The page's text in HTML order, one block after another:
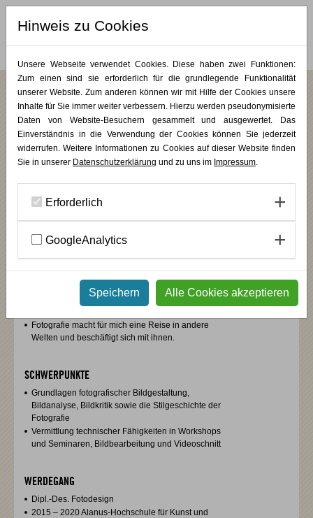
MERKLISTE (0)
Vanessa Leißring
Dipl.-Des. (Fotodesign)
ZURÜCK
WAS MICH ANTREIBT
Fotografie macht für mich eine Reise in andere
Welten und beschäftigt sich mit ihnen.
SCHWERPUNKTE
Grundlagen fotografischer Bildgestaltung,
Bildanalyse, Bildkritik sowie die Stilgeschichte der
Fotografie
Vermittlung technischer Fähigkeiten in Workshops
und Seminaren, Bildbearbeitung und Videoschnitt
WERDEGANG
Dipl.-Des. Fotodesign
2015 – 2020 Alanus-Hochschule für Kunst und
Hinweis zu Cookies
Unsere Webseite verwendet Cookies. Diese haben zwei Funktionen:
Zum einen sind sie erforderlich für die grundlegende Funktionalität
unserer Website. Zum anderen können wir mit Hilfe der Cookies unsere
Inhalte für Sie immer weiter verbessern. Hierzu werden pseudonymisierte
Daten von Website-Besuchern gesammelt und ausgewertet. Das
Einverständnis in die Verwendung der Cookies können Sie jederzeit
widerrufen. Weitere Informationen zu Cookies auf dieser Website finden
Sie in unserer Datenschutzerklärung und zu uns im Impressum.
Erforderlich
GoogleAnalytics
Speichern Alle Cookies akzeptieren